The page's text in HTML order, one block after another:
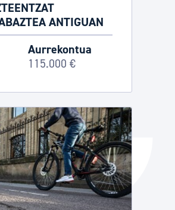
Tramitaziorako laguntza
ANTIGUAN
Aurrekontua
115.000 €